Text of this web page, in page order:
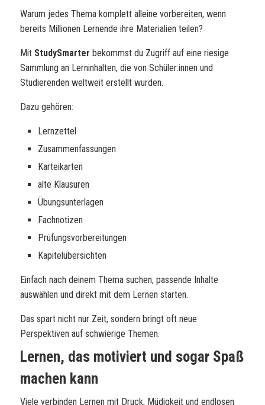
Warum jedes Thema komplett alleine vorbereiten, wenn
bereits Millionen Lernende ihre Materialien teilen?
Mit StudySmarter bekommst du Zugriff auf eine riesige
Sammlung an Lerninhalten, die von Schüler:innen und
Studierenden weltweit erstellt wurden.
Dazu gehören:
Lernzettel
Zusammenfassungen
Karteikarten
alte Klausuren
Übungsunterlagen
Fachnotizen
Prüfungsvorbereitungen
Kapitelübersichten
Einfach nach deinem Thema suchen, passende Inhalte
auswählen und direkt mit dem Lernen starten.
Das spart nicht nur Zeit, sondern bringt oft neue
Perspektiven auf schwierige Themen.
Lernen, das motiviert und sogar Spaß
machen kann
Viele verbinden Lernen mit Druck, Müdigkeit und endlosen